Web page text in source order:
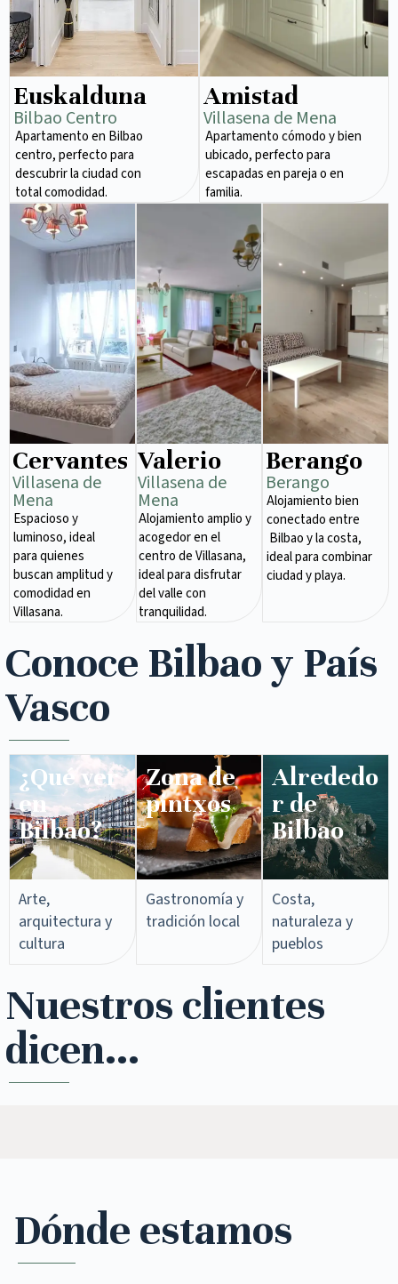
Euskalduna
Bilbao Centro
Apartamento en Bilbao
centro, perfecto para
descubrir la ciudad con
total comodidad.
Amistad
Villasena de Mena
Apartamento cómodo y bien
ubicado, perfecto para
escapadas en pareja o en
familia.
Cervantes
Villasena de
Mena​
Espacioso y
luminoso, ideal
para quienes
buscan amplitud y
comodidad en
Villasana.
Valerio
Villasena de
Mena​
Alojamiento amplio y
acogedor en el
centro de Villasana,
ideal para disfrutar
del valle con
tranquilidad.
Berango
Berango
Alojamiento bien
conectado entre
Bilbao y la costa,
ideal para combinar
ciudad y playa.
Conoce Bilbao y País
Vasco
¿Qué ver
en
Bilbao?
Arte,
arquitectura y
cultura
Zona de
pintxos​
Gastronomía y
tradición local
Alrededo
r de
Bilbao
Costa,
naturaleza y
pueblos
Nuestros clientes
dicen...
Dónde estamos